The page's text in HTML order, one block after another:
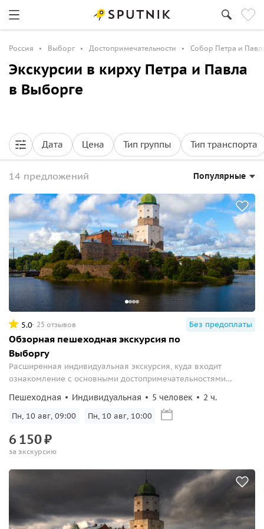
Россия Выборг Достопримечательности Собор Петра и
Экскурсии в кирху Петра и Павла
в Выборге
Дата Цена Тип группы Тип транспорта
14 предложений Популярные
5.0 25 отзывов Без предоплаты
Обзорная пешеходная экскурсия по
Выборгу
Расширенная индивидуальная экскурсия, куда входит
ознакомление с основными достопримечательностями
Монрепо, плеядой соборов и Круглой башней.
Пешеходная Индивидуальная 5 человек 2 ч.
Пн, 10 авг, 09:00 Пн, 10 авг, 10:00
6 150₽
за экскурсию